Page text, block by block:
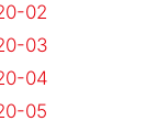
02
03
04
05